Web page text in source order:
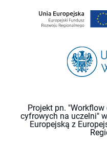
Projekt pn.
cyfrowych na uczelni"
Europejską z